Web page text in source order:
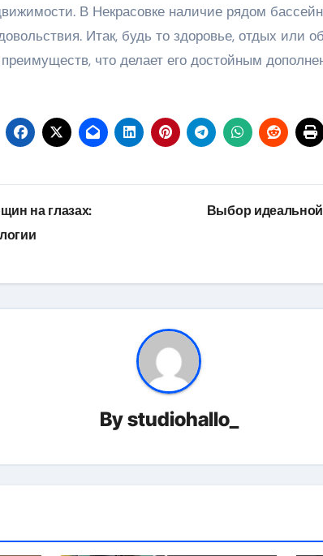
В Некрасовке наличие рядом
Итак, будь то здоровье, отдых или
что делает его достойным
на глазах:
Выбор
Bystudiohallo_